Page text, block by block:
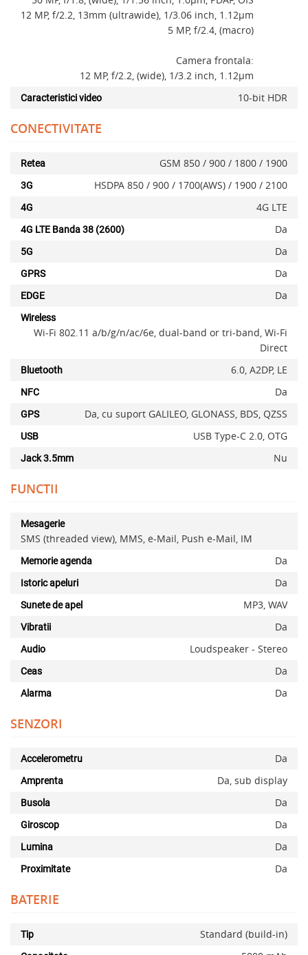
12 MP, f/2.2, 13mm (ultrawide), 1/3.06 inch, 1.12µm
5 MP, f/2.4, (macro)
Camera frontala:
12 MP, f/2.2, (wide), 1/3.2 inch, 1.12µm
Caracteristici video 10-bit HDR
CONECTIVITATE
Retea GSM 850 / 900 / 1800 / 1900
3G HSDPA 850 / 900 / 1700(AWS) / 1900 / 2100
4G 4G LTE
4G LTE Banda 38 (2600) Da
5G Da
GPRS Da
EDGE Da
Wireless
Wi-Fi 802.11 a/b/g/n/ac/6e, dual-band or tri-band, Wi-Fi
Direct
Bluetooth 6.0, A2DP, LE
NFC Da
GPS Da, cu suport GALILEO, GLONASS, BDS, QZSS
USB USB Type-C 2.0, OTG
Jack 3.5mm Nu
FUNCTII
Mesagerie
SMS (threaded view), MMS, e-Mail, Push e-Mail, IM
Memorie agenda Da
Istoric apeluri Da
Sunete de apel MP3, WAV
Vibratii Da
Audio Loudspeaker - Stereo
Ceas Da
Alarma Da
SENZORI
Accelerometru Da
Amprenta Da, sub display
Busola Da
Giroscop Da
Lumina Da
Proximitate Da
BATERIE
Tip Standard (build-in)
Adauga la favorite